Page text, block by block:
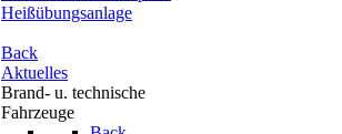
Heißübungsanlage
Back
Aktuelles
Brand- u. technische
Fahrzeuge